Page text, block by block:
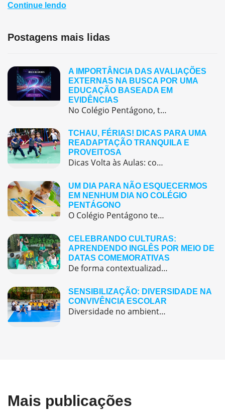
Continue lendo
Postagens mais lidas
A IMPORTÂNCIA DAS AVALIAÇÕES
EXTERNAS NA BUSCA POR UMA
EDUCAÇÃO BASEADA EM
EVIDÊNCIAS
No Colégio Pentágono, temos buscado uma educação baseada em evidências. A área de dados chega para tornar a gestão escolar mais eficiente.
TCHAU, FÉRIAS! DICAS PARA UMA
READAPTAÇÃO TRANQUILA E
PROVEITOSA
Dicas Volta às Aulas: como voltar à rotina escolar após um período de descanso?
UM DIA PARA NÃO ESQUECERMOS
EM NENHUM DIA NO COLÉGIO
PENTÁGONO
O Colégio Pentágono tem compromisso de oferecer condições adequadas aos estudantes, a fim de que não apenas discutam ideias matemáticas em seu cotidiano, mas vivenciem essa ciência de modo significativo
CELEBRANDO CULTURAS:
APRENDENDO INGLÊS POR MEIO DE
DATAS COMEMORATIVAS
De forma contextualizada e lúdica, a celebração de datas comemorativas ajuda no ensino do inglês na Educação Infantil e nos Anos Iniciais.
SENSIBILIZAÇÃO: DIVERSIDADE NA
CONVIVÊNCIA ESCOLAR
Diversidade no ambiente escolar: argumentação, negociação, defesa de ideias são alguns dos benefício de conviver com pessoas diferentes
Mais publicações